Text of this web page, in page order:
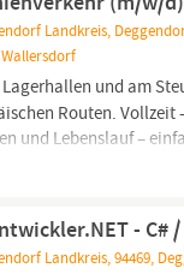
Landkreis,
Lagerhallen und am
Routen. Vollzeit
und Lebenslauf –
kurzes Formular.
Wallersdorf
von
- C#
Landkreis, 94469,